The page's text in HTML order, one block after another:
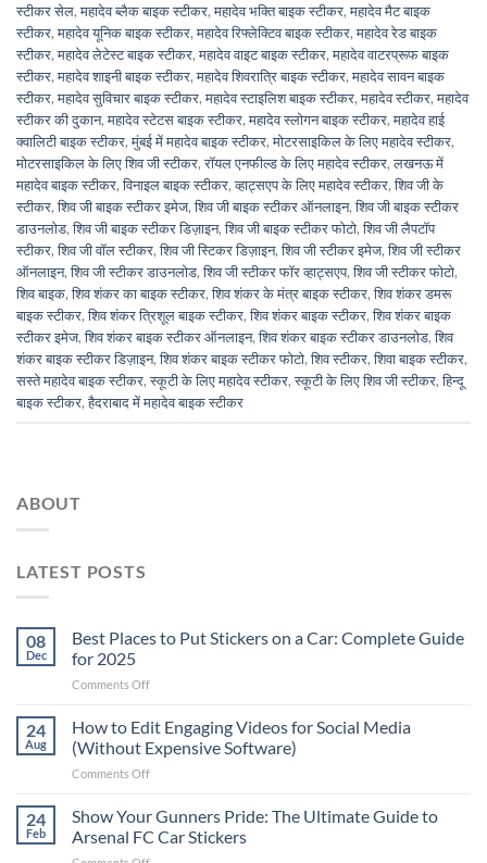
स्टीकर सेल,महादेव ब्लैक बाइक स्टीकर,महादेव भक्ति बाइक स्टीकर,महादेव मैट बाइक
स्टीकर,महादेव यूनिक बाइक स्टीकर,महादेव रिफ्लेक्टिव बाइक स्टीकर,महादेव रेड बाइक
स्टीकर,महादेव लेटेस्ट बाइक स्टीकर,महादेव वाइट बाइक स्टीकर,महादेव वाटरप्रूफ बाइक
स्टीकर,महादेव शाइनी बाइक स्टीकर,महादेव शिवरात्रि बाइक स्टीकर,महादेव सावन बाइक
स्टीकर,महादेव सुविचार बाइक स्टीकर,महादेव स्टाइलिश बाइक स्टीकर,महादेव स्टीकर,महादेव
स्टीकर की दुकान,महादेव स्टेटस बाइक स्टीकर,महादेव स्लोगन बाइक स्टीकर,महादेव हाई
क्वालिटी बाइक स्टीकर,मुंबई में महादेव बाइक स्टीकर,मोटरसाइकिल के लिए महादेव स्टीकर,
मोटरसाइकिल के लिए शिव जी स्टीकर,रॉयल एनफील्ड के लिए महादेव स्टीकर,लखनऊ में
महादेव बाइक स्टीकर,विनाइल बाइक स्टीकर,व्हाट्सएप के लिए महादेव स्टीकर,शिव जी के
स्टीकर,शिव जी बाइक स्टीकर इमेज,शिव जी बाइक स्टीकर ऑनलाइन,शिव जी बाइक स्टीकर
डाउनलोड,शिव जी बाइक स्टीकर डिज़ाइन,शिव जी बाइक स्टीकर फोटो,शिव जी लैपटॉप
स्टीकर,शिव जी वॉल स्टीकर,शिव जी स्टिकर डिज़ाइन,शिव जी स्टीकर इमेज,शिव जी स्टीकर
ऑनलाइन,शिव जी स्टीकर डाउनलोड,शिव जी स्टीकर फॉर व्हाट्सएप,शिव जी स्टीकर फोटो,
शिव बाइक,शिव शंकर का बाइक स्टीकर,शिव शंकर के मंत्र बाइक स्टीकर,शिव शंकर डमरू
बाइक स्टीकर,शिव शंकर त्रिशूल बाइक स्टीकर,शिव शंकर बाइक स्टीकर,शिव शंकर बाइक
स्टीकर इमेज,शिव शंकर बाइक स्टीकर ऑनलाइन,शिव शंकर बाइक स्टीकर डाउनलोड,शिव
शंकर बाइक स्टीकर डिज़ाइन,शिव शंकर बाइक स्टीकर फोटो,शिव स्टीकर,शिवा बाइक स्टीकर,
सस्ते महादेव बाइक स्टीकर,स्कूटी के लिए महादेव स्टीकर,स्कूटी के लिए शिव जी स्टीकर,हिन्दू
बाइक स्टीकर,हैदराबाद में महादेव बाइक स्टीकर
ABOUT
LATEST POSTS
08
Dec
Best Places to Put Stickers on a Car: Complete Guide
for 2025
Comments Offon
Places
Put
Stickers
a
Car:
24
Aug
How to Edit Engaging Videos for Social Media
(Without Expensive Software)
Comments Offon
to
Engaging
24
Feb
Show Your Gunners Pride: The Ultimate Guide to
Arsenal FC Car Stickers